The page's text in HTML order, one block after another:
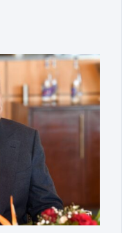
ذاتها، وذلك لتنوير
الدقيقة.واوضحت إدارة
يستفيد منذ إيداعه